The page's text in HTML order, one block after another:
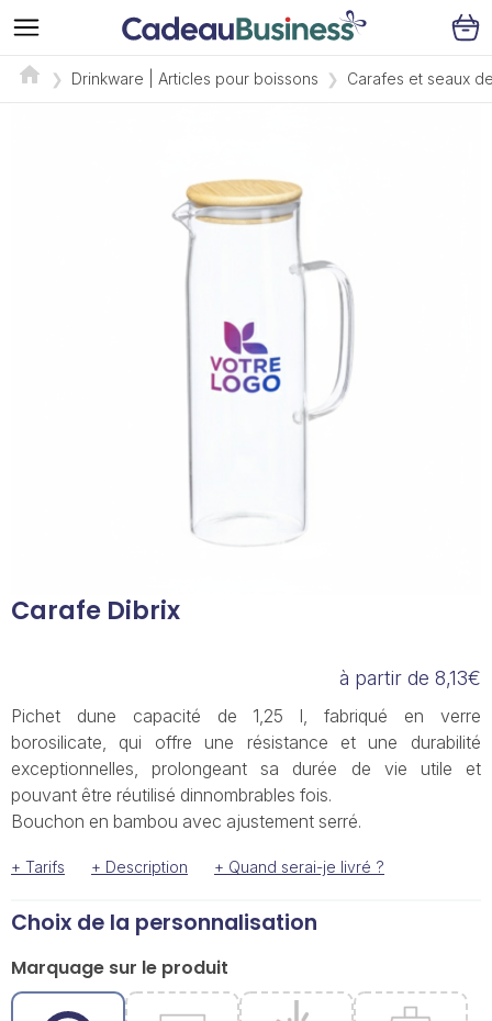
Drinkware | Articles pour boissons Carafes et seaux
Carafe Dibrix
à partir de 8,13€
Pichet dune capacité de 1,25 l, fabriqué en verre
borosilicate, qui offre une résistance et une durabilité
exceptionnelles, prolongeant sa durée de vie utile et
pouvant être réutilisé dinnombrables fois.
Bouchon en bambou avec ajustement serré.
+ Tarifs + Description + Quand serai-je livré ?
Choix de la personnalisation
Marquage sur le produit